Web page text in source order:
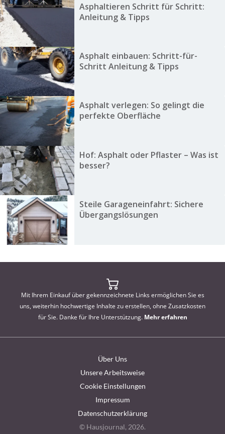
Asphaltieren Schritt für Schritt:
Anleitung & Tipps
Asphalt einbauen: Schritt-für-
Schritt Anleitung & Tipps
Asphalt verlegen: So gelingt die
perfekte Oberfläche
Hof: Asphalt oder Pflaster – Was ist
besser?
Steile Garageneinfahrt: Sichere
Übergangslösungen
Mit Ihrem Einkauf über gekennzeichnete Links ermöglichen Sie es
uns, weiterhin hochwertige Inhalte zu erstellen, ohne Zusatzkosten
für Sie. Danke für Ihre Unterstützung. Mehr erfahren
Über Uns
Unsere Arbeitsweise
Cookie Einstellungen
Impressum
Datenschutzerklärung
© Hausjournal, 2026.